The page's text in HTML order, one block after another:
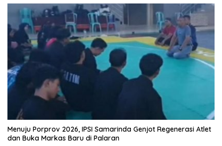
Menuju Porprov 2026, IPSI Samarinda Genjot Regenerasi Atlet
dan Buka Markas Baru di Palaran